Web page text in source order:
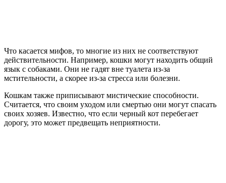
Что касается мифов, то многие из них не соответствуют
действительности. Например, кошки могут находить общий
язык с собаками. Они не гадят вне туалета из-за
мстительности, а скорее из-за стресса или болезни.
Кошкам также приписывают мистические способности.
Считается, что своим уходом или смертью они могут спасать
своих хозяев. Известно, что если черный кот перебегает
дорогу, это может предвещать неприятности.